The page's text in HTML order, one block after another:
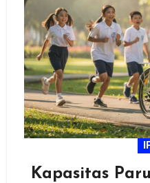
Kapasitas